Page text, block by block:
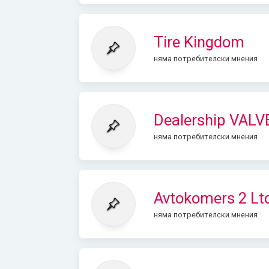
Tire Kingdom
няма потребителски мнения
Dealership
няма потребителски мнения
Avtokomers 2
няма потребителски мнения